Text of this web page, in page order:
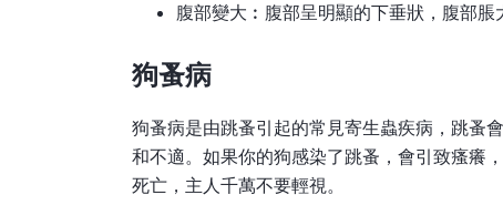
腹部變大︰腹部呈明顯的下垂狀，腹部
狗蚤病
狗蚤病是由跳蚤引起的常見寄生蟲疾病，跳蚤
和不適。如果你的狗感染了跳蚤，會引致瘙癢
死亡，主人千萬不要輕視。